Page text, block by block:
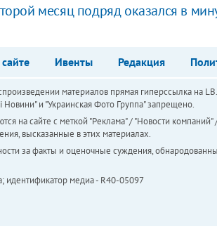
месяц подряд оказался в
Ивенты Редакция
материалов прямая гиперссылка на
Новини" и "Украинская Фото Группа" запрещено.
на сайте с меткой "Реклама" / "Новости
высказанные в этих материалах.
за факты и оценочные суждения,
идентификатор медиа - R40-05097